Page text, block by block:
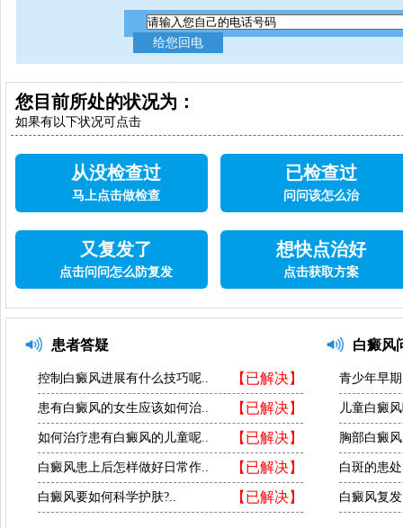
您目前所处的状况为：
如果有以下状况可点击
从没检查过
马上点击做检查
已检查过
问问该怎么治
又复发了
点击问问怎么防复发
想快点治好
点击获取方案
患者答疑
【已解决】
控制白癜风进展有什么技巧呢..
【已解决】
患有白癜风的女生应该如何治..
【已解决】
如何治疗患有白癜风的儿童呢..
【已解决】
白癜风患上后怎样做好日常作..
【已解决】
白癜风要如何科学护肤?..
白癜风
青少年早
儿童白癜
胸部白癜
白斑的患
白癜风复